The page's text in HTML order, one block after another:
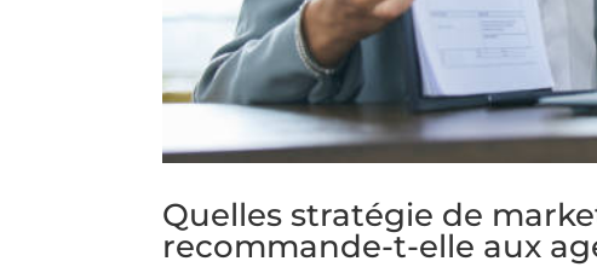
Quelles stratégie de
recommande-t-elle aux